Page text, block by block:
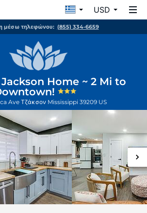
USD
μέσω τηλεφώνου: (855) 334-6659
Home ~ 2 Mi to
Ave Τζάκσον Mississippi 39209 US